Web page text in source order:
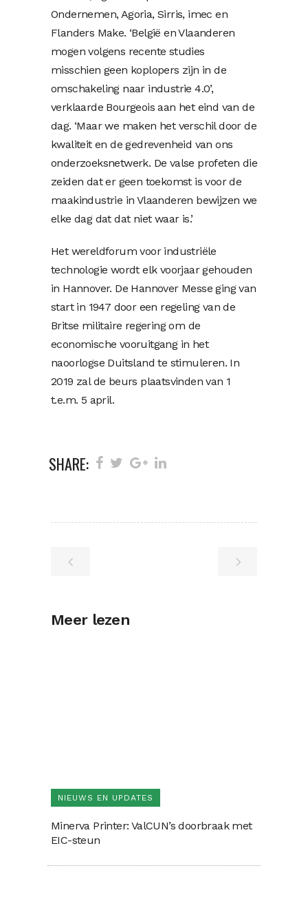
Ondernemen, Agoria, Sirris, imec en
Flanders Make. ‘België en Vlaanderen
mogen volgens recente studies
misschien geen koplopers zijn in de
omschakeling naar industrie 4.0’,
verklaarde Bourgeois aan het eind van de
dag. ‘Maar we maken het verschil door de
kwaliteit en de gedrevenheid van ons
onderzoeksnetwerk. De valse profeten die
zeiden dat er geen toekomst is voor de
maakindustrie in Vlaanderen bewijzen we
elke dag dat dat niet waar is.’
Het wereldforum voor industriële
technologie wordt elk voorjaar gehouden
in Hannover. De Hannover Messe ging van
start in 1947 door een regeling van de
Britse militaire regering om de
economische vooruitgang in het
naoorlogse Duitsland te stimuleren. In
2019 zal de beurs plaatsvinden van 1
t.e.m. 5 april.
SHARE:
Meer lezen
NIEUWS EN UPDATES
Minerva Printer: ValCUN’s doorbraak met
EIC-steun